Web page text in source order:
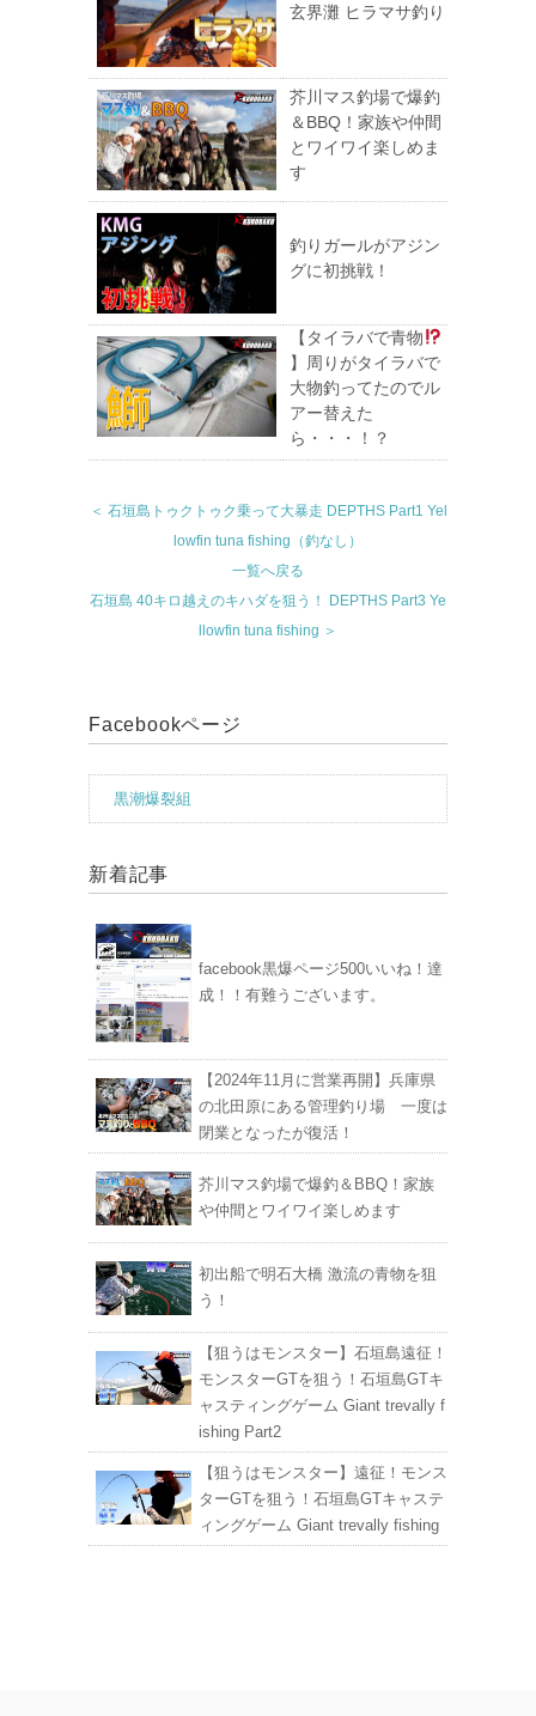
玄界灘 ヒラマサ釣り
芥川マス釣場で爆釣
＆BBQ！家族や仲間
とワイワイ楽しめま
す
釣りガールがアジン
グに初挑戦！
【タイラバで青物
】周りがタイラバで
大物釣ってたのでル
アー替えた
ら・・・！？
＜ 石垣島トゥクトゥク乗って大暴走 DEPTHS Part1 Yel
lowfin tuna fishing（釣なし）
一覧へ戻る
石垣島 40キロ越えのキハダを狙う！ DEPTHS Part3 Ye
llowfin tuna fishing ＞
Facebookページ
黒潮爆裂組
新着記事
facebook黒爆ページ500いいね！達
成！！有難うございます。
【2024年11月に営業再開】兵庫県
の北田原にある管理釣り場 一度は
閉業となったが復活！
芥川マス釣場で爆釣＆BBQ！家族
や仲間とワイワイ楽しめます
初出船で明石大橋 激流の青物を狙
う！
【狙うはモンスター】石垣島遠征！
モンスターGTを狙う！石垣島GTキ
ャスティングゲーム Giant trevally f
ishing Part2
【狙うはモンスター】遠征！モンス
ターGTを狙う！石垣島GTキャステ
ィングゲーム Giant trevally fishing